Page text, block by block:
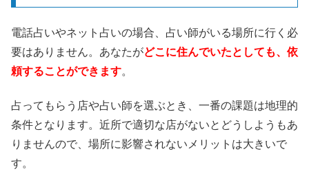
電話占いやネット占いの場合、占い師がいる場所に行く必
要はありません。あなたがどこに住んでいたとしても、依
頼することができます。
占ってもらう店や占い師を選ぶとき、一番の課題は地理的
条件となります。近所で適切な店がないとどうしようもあ
りませんので、場所に影響されないメリットは大きいで
す。